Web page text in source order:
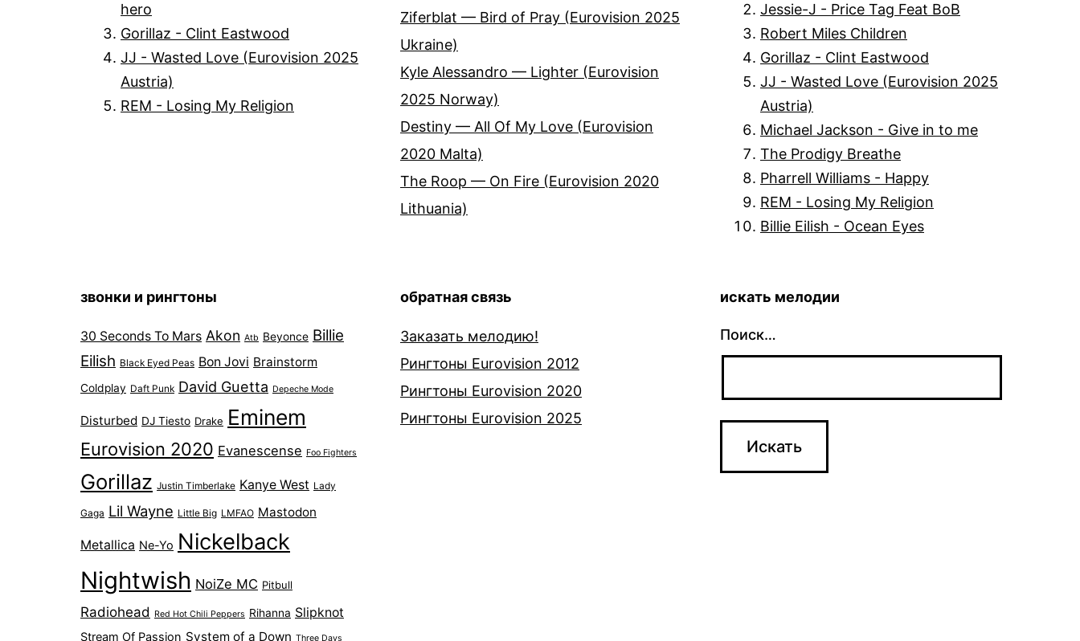
hero
Gorillaz - Clint Eastwood
JJ - Wasted Love (Eurovision 2025
Austria)
REM - Losing My Religion
Ziferblat — Bird of Pray (Eurovision 2025
Ukraine)
Kyle Alessandro — Lighter (Eurovision
2025 Norway)
Destiny — All Of My Love (Eurovision
2020 Malta)
The Roop — On Fire (Eurovision 2020
Lithuania)
Jessie-J - Price Tag Feat BoB
Robert Miles Children
Gorillaz - Clint Eastwood
JJ - Wasted Love (Eurovision 2025
Austria)
Michael Jackson - Give in to me
The Prodigy Breathe
Pharrell Williams - Happy
REM - Losing My Religion
Billie Eilish - Ocean Eyes
звонки и рингтоны
30 Seconds To Mars Akon Atb Beyonce Billie
Eilish Black Eyed Peas Bon Jovi Brainstorm
Coldplay Daft Punk David Guetta Depeche Mode
Disturbed DJ Tiesto Drake Eminem
Eurovision 2020 Evanescense Foo Fighters
Gorillaz Justin Timberlake Kanye West Lady
Gaga Lil Wayne Little Big LMFAO Mastodon
Metallica Ne-Yo Nickelback
Nightwish NoiZe MC Pitbull
Radiohead Red Hot Chili Peppers Rihanna Slipknot
Stream Of Passion System of a Down Three Days
обратная связь
Заказать мелодию!
Рингтоны Eurovision 2012
Рингтоны Eurovision 2020
Рингтоны Eurovision 2025
искать мелодии
Поиск…